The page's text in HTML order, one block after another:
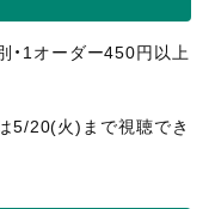
・1オーダー450円以上
5/20(火)まで視聴でき